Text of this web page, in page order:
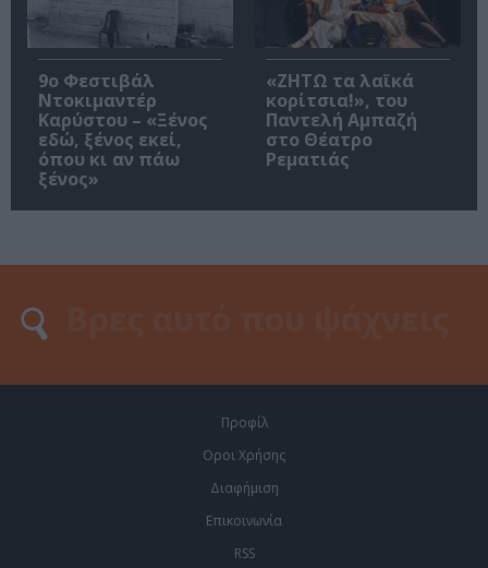
9ο Φεστιβάλ
Ντοκιμαντέρ
Καρύστου – «Ξένος
εδώ, ξένος εκεί,
όπου κι αν πάω
ξένος»
«ΖΗΤΩ τα λαϊκά
κορίτσια!», του
Παντελή Αμπαζή
στο Θέατρο
Ρεματιάς
Προφίλ
Οροι Χρήσης
Διαφήμιση
Επικοινωνία
RSS